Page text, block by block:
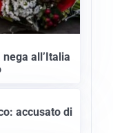
all’Italia
accusato di